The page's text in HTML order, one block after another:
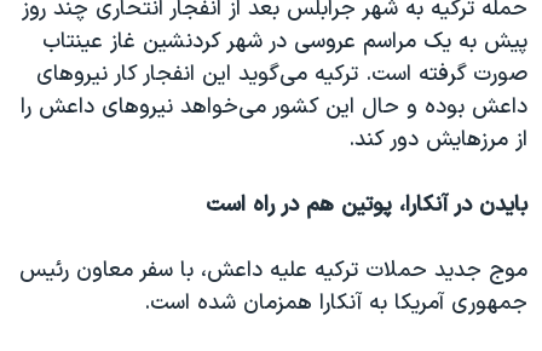
حمله ترکیه به شهر جرابلس بعد از انفجار انتحاری چند روز
پیش به یک مراسم عروسی در شهر کردنشین غاز عینتاب
صورت گرفته است. ترکیه می‌گوید این انفجار کار نیروهای
داعش بوده و حال این کشور می‌خواهد نیروهای داعش را
از مرزهایش دور کند.
بایدن در آنکارا، پوتین هم در راه است
موج جدید حملات ترکیه علیه داعش، با سفر معاون رئیس
جمهوری آمریکا به آنکارا همزمان شده است.